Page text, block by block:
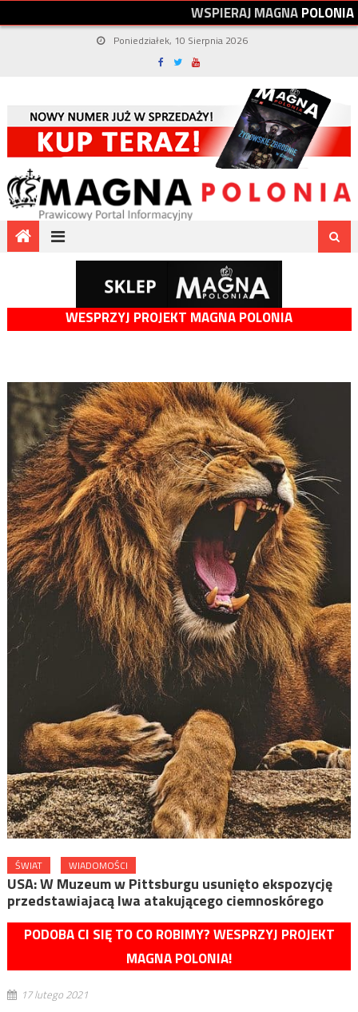
WSPIERAJMAGNAPOLONIA
Poniedziałek, 10 Sierpnia 2026
WESPRZYJ PROJEKT MAGNA POLONIA
ŚWIAT WIADOMOŚCI
USA: W Muzeum w Pittsburgu usunięto ekspozycję
przedstawiajacą lwa atakującego ciemnoskórego
PODOBA CI SIĘ TO CO ROBIMY? WESPRZYJ PROJEKT
MAGNA POLONIA!
17 lutego 2021